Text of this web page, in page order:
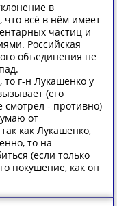
в
всё в нём имеет
частиц и
Российская
объединения не
то г-н Лукашенко у
(его
- противно)
от
как Лукашенко,
то на
(если только
покушение, как он